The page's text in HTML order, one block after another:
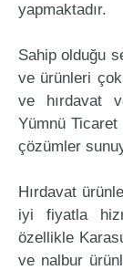
yapmaktadır.
Sahip olduğu
ve ürünleri
ve hırdavat
Yümnü
çözümler
Hırdavat
iyi fiyatla
özellikle
ve nalbur